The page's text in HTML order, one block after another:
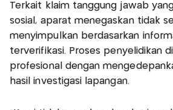
Terkait klaim tanggung jawab
sosial, aparat menegaskan tidak
menyimpulkan berdasarkan
terverifikasi. Proses penyelidikan
profesional dengan
hasil investigasi lapangan.